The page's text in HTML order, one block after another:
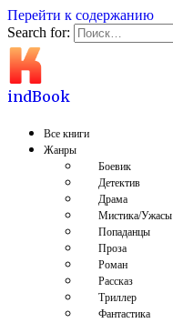
Перейти к содержанию
Search for:
indBook
Все книги
Жанры
Боевик
Детектив
Драма
Мистика/Ужасы
Попаданцы
Проза
Роман
Рассказ
Триллер
Фантастика